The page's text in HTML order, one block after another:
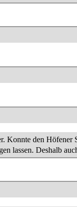
Konnte den
lassen. Deshalb